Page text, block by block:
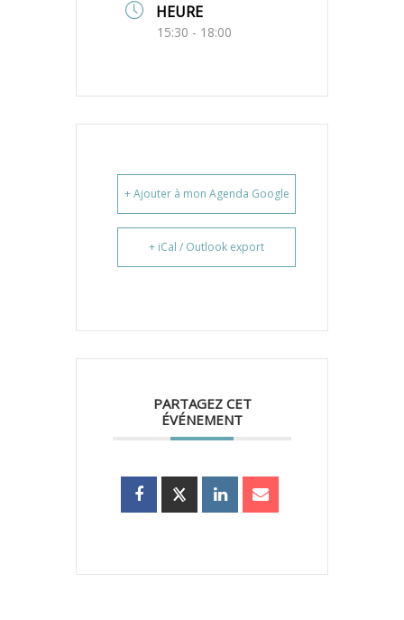
HEURE
15:30 - 18:00
+ Ajouter à mon Agenda Google
+ iCal / Outlook export
PARTAGEZ CET
ÉVÉNEMENT